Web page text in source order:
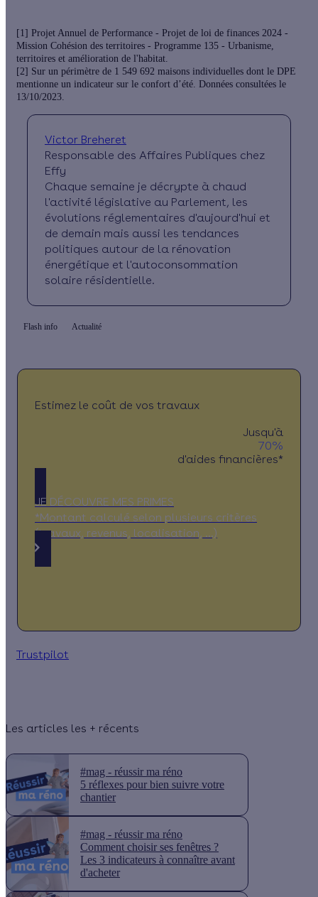
[1] Projet Annuel de Performance - Projet de loi de finances 2024 -
Mission Cohésion des territoires - Programme 135 - Urbanisme,
territoires et amélioration de l'habitat.
[2] Sur un périmètre de 1 549 692 maisons individuelles dont le DPE
mentionne un indicateur sur le confort d’été. Données consultées le
13/10/2023.
Victor Breheret
Responsable des Affaires Publiques chez
Effy
Chaque semaine je décrypte à chaud
l'activité législative au Parlement, les
évolutions réglementaires d'aujourd'hui et
de demain mais aussi les tendances
politiques autour de la rénovation
énergétique et l'autoconsommation
solaire résidentielle.
Flash info Actualité
Estimez le coût de vos travaux
Jusqu'à
70%
d'aides financières*
JE DÉCOUVRE MES PRIMES
*Montant calculé selon plusieurs critères
(travaux, revenus, localisation, …)
Trustpilot
Les articles les + récents
#mag - réussir ma réno
5 réflexes pour bien suivre votre
chantier
#mag - réussir ma réno
Comment choisir ses fenêtres ?
Les 3 indicateurs à connaître avant
d'acheter